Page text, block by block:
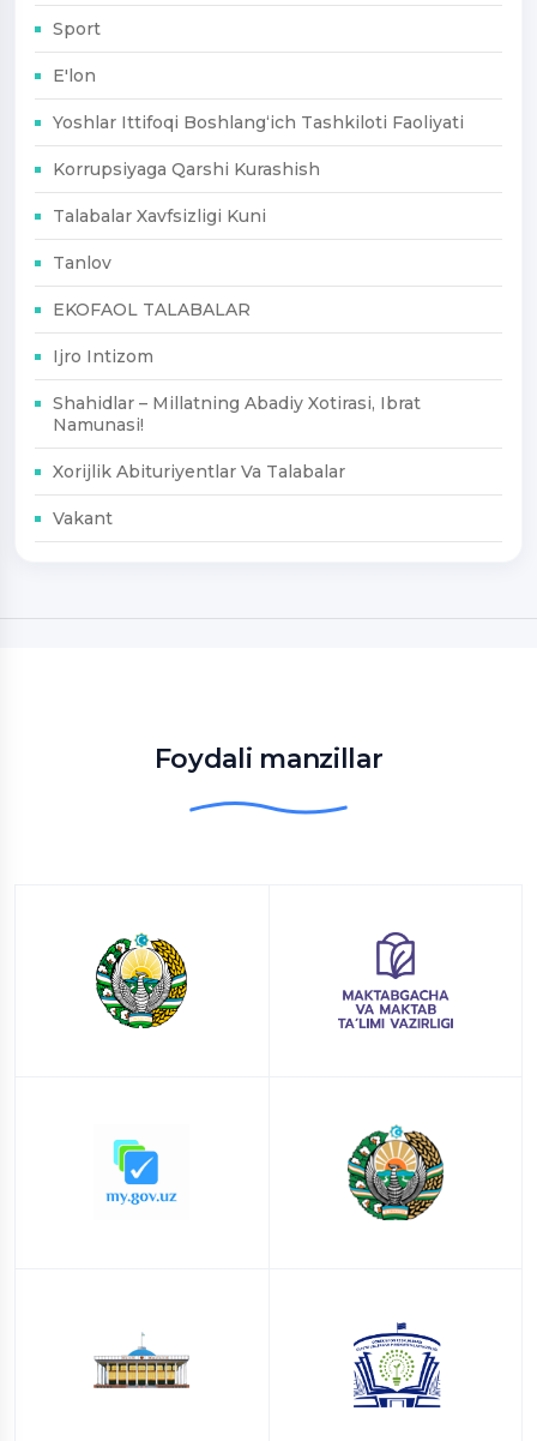
Sport
E'lon
Yoshlar Ittifoqi Boshlang‘ich Tashkiloti Faoliyati
Korrupsiyaga Qarshi Kurashish
Talabalar Xavfsizligi Kuni
Tanlov
EKOFAOL TALABALAR
Ijro Intizom
Shahidlar – Millatning Abadiy Xotirasi, Ibrat
Namunasi!
Xorijlik Abituriyentlar Va Talabalar
Vakant
Foydali manzillar